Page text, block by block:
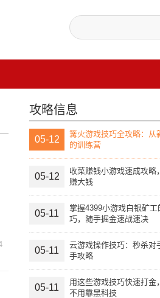
攻略信息
05-12
篝火游戏技巧全攻略：从
的训练营
05-12
收菜赚钱小游戏速成攻略
赚大钱
05-11
掌握4399小游戏白银矿工
巧，随手掘金速战速决
05-11
云游戏操作技巧：秒杀对
手攻略
05-11
用这些游戏技巧快速打金
不用靠黑科技